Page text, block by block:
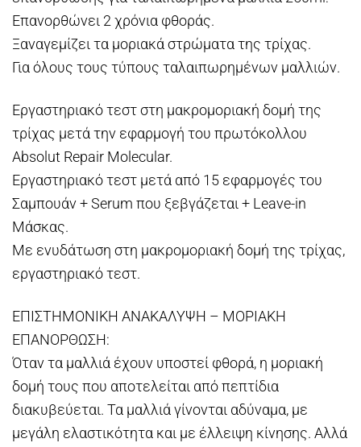
Επανορθώνει 2 χρόνια φθοράς.
Ξαναγεμίζει τα μοριακά στρώματα της τρίχας.
Για όλους τους τύπους ταλαιπωρημένων μαλλιών.
Εργαστηριακό τεστ στη μακρομοριακή δομή της
τρίχας μετά την εφαρμογή του πρωτόκολλου
Absolut Repair Molecular.
Εργαστηριακό τεστ μετά από 15 εφαρμογές του
Σαμπουάν + Serum που ξεβγάζεται + Leave-in
Μάσκας.
Με ενυδάτωση στη μακρομοριακή δομή της τρίχας,
εργαστηριακό τεστ.
ΕΠΙΣΤΗΜΟΝΙΚΗ ΑΝΑΚΑΛΥΨΗ – ΜΟΡΙΑΚΗ
ΕΠΑΝΟΡΘΩΣΗ:
Όταν τα μαλλιά έχουν υποστεί φθορά, η μοριακή
δομή τους που αποτελείται από πεπτίδια
διακυβεύεται. Τα μαλλιά γίνονται αδύναμα, με
μεγάλη ελαστικότητα και με έλλειψη κίνησης. Αλλά